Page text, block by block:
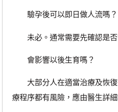
驗孕後可以即日做人流嗎？
未必。通常需要先確認是否
會影響以後生育嗎？
大部分人在適當治療及恢復
療程序都有風險，應由醫生詳細